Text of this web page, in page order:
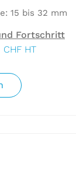
15 bis 32 mm
Fortschritt
CHF HT